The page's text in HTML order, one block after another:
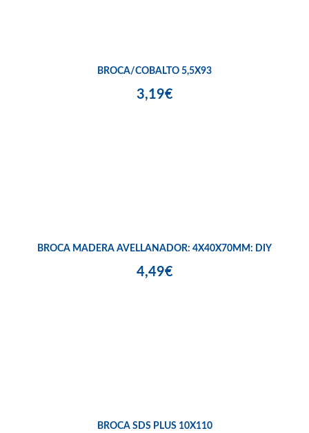
BROCA/COBALTO 5,5X93
3,19€
BROCA MADERA AVELLANADOR: 4X40X70MM: DIY
4,49€
BROCA SDS PLUS 10X110